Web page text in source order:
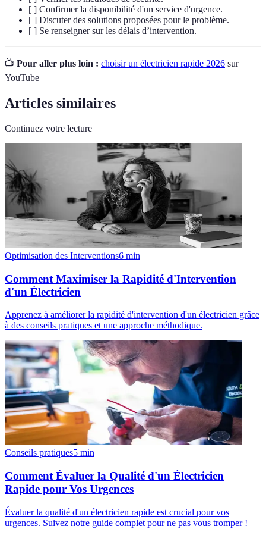
[ ] Confirmer la disponibilité d'un service d'urgence.
[ ] Discuter des solutions proposées pour le problème.
[ ] Se renseigner sur les délais d’intervention.
📺 Pour aller plus loin : choisir un électricien rapide 2026 sur
YouTube
Articles similaires
Continuez votre lecture
Optimisation des Interventions6 min
Comment Maximiser la Rapidité d'Intervention
d'un Électricien
Apprenez à améliorer la rapidité d'intervention d'un électricien grâce
à des conseils pratiques et une approche méthodique.
Conseils pratiques5 min
Comment Évaluer la Qualité d'un Électricien
Rapide pour Vos Urgences
Évaluer la qualité d'un électricien rapide est crucial pour vos
urgences. Suivez notre guide complet pour ne pas vous tromper !